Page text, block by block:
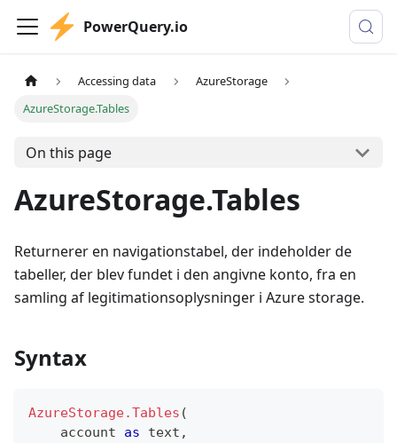
PowerQuery.io
Accessing data
AzureStorage
AzureStorage.Tables
On this page
AzureStorage.Tables
Returnerer en navigationstabel, der indeholder de
tabeller, der blev fundet i den angivne konto, fra en
samling af legitimationsoplysninger i Azure storage.
Syntax
AzureStorage.Tables (
    account
as text ,